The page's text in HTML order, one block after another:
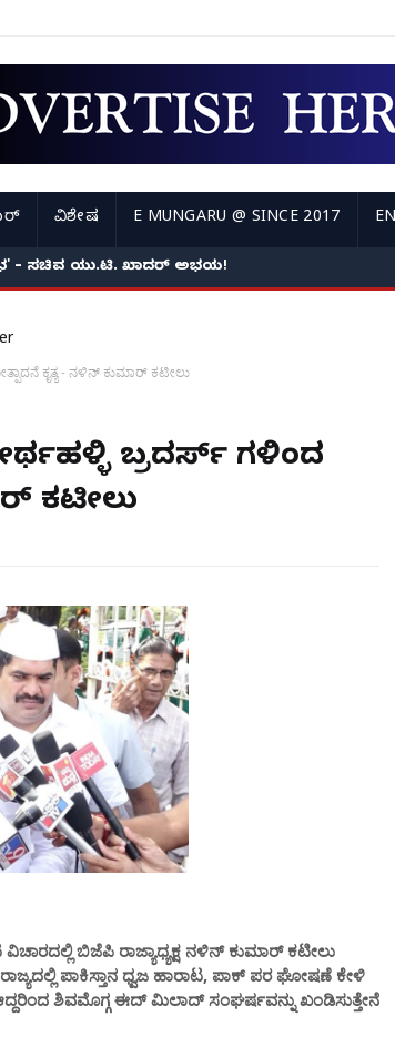
ವಿಶೇಷ E MUNGARU @ SINCE 2017
– ಸಚಿವ ಯು.ಟಿ. ಖಾದರ್ ಅಭಯ!
ಕೃತ್ಯ - ನಳಿನ್ ಕುಮಾರ್ ಕಟೀಲು
ಬ್ರದರ್ಸ್ ಗಳಿಂದ
ಕಟೀಲು
ಬಿಜೆಪಿ ರಾಜ್ಯಾಧ್ಯಕ್ಷ ನಳಿನ್ ಕುಮಾರ್ ಕಟೀಲು
ಪಾಕಿಸ್ತಾನ ಧ್ವಜ ಹಾರಾಟ, ಪಾಕ್ ಪರ ಘೋಷಣೆ ಕೇಳಿ
ಶಿವಮೊಗ್ಗ ಈದ್ ಮಿಲಾದ್ ಸಂಘರ್ಷವನ್ನು ಖಂಡಿಸುತ್ತೇನೆ